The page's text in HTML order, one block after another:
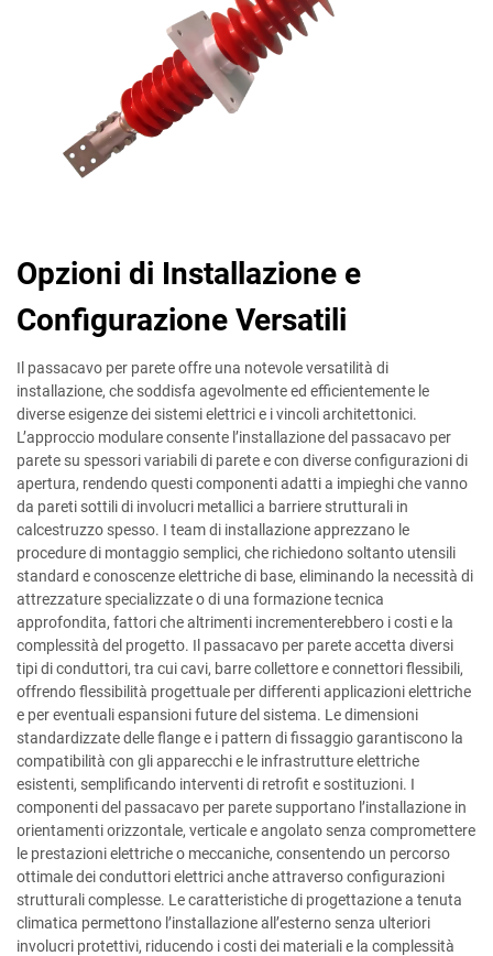
Opzioni di Installazione e
Configurazione Versatili
Il passacavo per parete offre una notevole versatilità di
installazione, che soddisfa agevolmente ed efficientemente le
diverse esigenze dei sistemi elettrici e i vincoli architettonici.
L’approccio modulare consente l’installazione del passacavo per
parete su spessori variabili di parete e con diverse configurazioni di
apertura, rendendo questi componenti adatti a impieghi che vanno
da pareti sottili di involucri metallici a barriere strutturali in
calcestruzzo spesso. I team di installazione apprezzano le
procedure di montaggio semplici, che richiedono soltanto utensili
standard e conoscenze elettriche di base, eliminando la necessità di
attrezzature specializzate o di una formazione tecnica
approfondita, fattori che altrimenti incrementerebbero i costi e la
complessità del progetto. Il passacavo per parete accetta diversi
tipi di conduttori, tra cui cavi, barre collettore e connettori flessibili,
offrendo flessibilità progettuale per differenti applicazioni elettriche
e per eventuali espansioni future del sistema. Le dimensioni
standardizzate delle flange e i pattern di fissaggio garantiscono la
compatibilità con gli apparecchi e le infrastrutture elettriche
esistenti, semplificando interventi di retrofit e sostituzioni. I
componenti del passacavo per parete supportano l’installazione in
orientamenti orizzontale, verticale e angolato senza compromettere
le prestazioni elettriche o meccaniche, consentendo un percorso
ottimale dei conduttori elettrici anche attraverso configurazioni
strutturali complesse. Le caratteristiche di progettazione a tenuta
climatica permettono l’installazione all’esterno senza ulteriori
involucri protettivi, riducendo i costi dei materiali e la complessità